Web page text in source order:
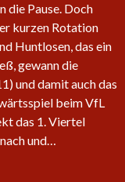
die Pause. Doch
kurzen Rotation
Huntlosen, das ein
gewann die
und damit auch das
beim VfL
das 1. Viertel
und…